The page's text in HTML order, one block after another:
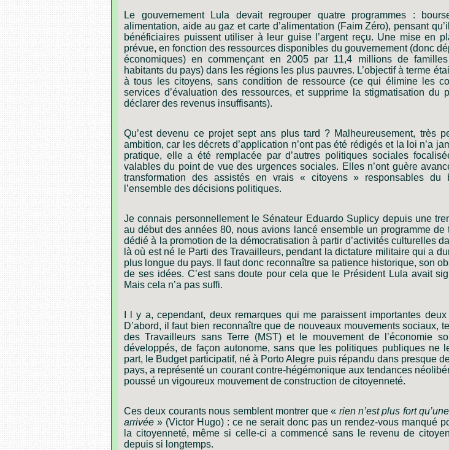
Le gouvernement Lula devait regrouper quatre programmes :
alimentation, aide au gaz et carte d’alimentation (Faim Zéro), pensant
bénéficiaires puissent utiliser à leur guise l’argent reçu. Une mise en
prévue, en fonction des ressources disponibles du gouvernement (donc
économiques) en commençant en 2005 par 11,4 millions de
habitants du pays) dans les régions les plus pauvres. L’objectif à terme
à tous les citoyens, sans condition de ressource (ce qui élimine les
services d’évaluation des ressources, et supprime la stigmatisation du
déclarer des revenus insuffisants).
Qu’est devenu ce projet sept ans plus tard ? Malheureusement, très
ambition, car les décrets d’application n’ont pas été rédigés et la loi n’a
pratique, elle a été remplacée par d’autres politiques sociales
valables du point de vue des urgences sociales. Elles n’ont guère
transformation des assistés en vrais « citoyens » responsables du
l’ensemble des décisions politiques.
Je connais personnellement le Sénateur Eduardo Suplicy depuis une
au début des années 80, nous avions lancé ensemble un programme de
dédié à la promotion de la démocratisation à partir d’activités culturelles
là où est né le Parti des Travailleurs, pendant la dictature militaire qui a
plus longue du pays. Il faut donc reconnaître sa patience historique, son
de ses idées. C’est sans doute pour cela que le Président Lula avait
Mais cela n’a pas suffi.
l y a, cependant, deux remarques qui me paraissent importantes
D’abord, il faut bien reconnaître que de nouveaux mouvements sociaux,
des Travailleurs sans Terre (MST) et le mouvement de l’économie
développés, de façon autonome, sans que les politiques publiques ne
part, le Budget participatif, né à Porto Alegre puis répandu dans presque
pays, a représenté un courant contre-hégémonique aux tendances
poussé un vigoureux mouvement de construction de citoyenneté.
Ces deux courants nous semblent montrer que « rien n’est plus fort
arrivée » (Victor Hugo) : ce ne serait donc pas un rendez-vous manqué
la citoyenneté, même si celle-ci a commencé sans le revenu de
depuis si longtemps.